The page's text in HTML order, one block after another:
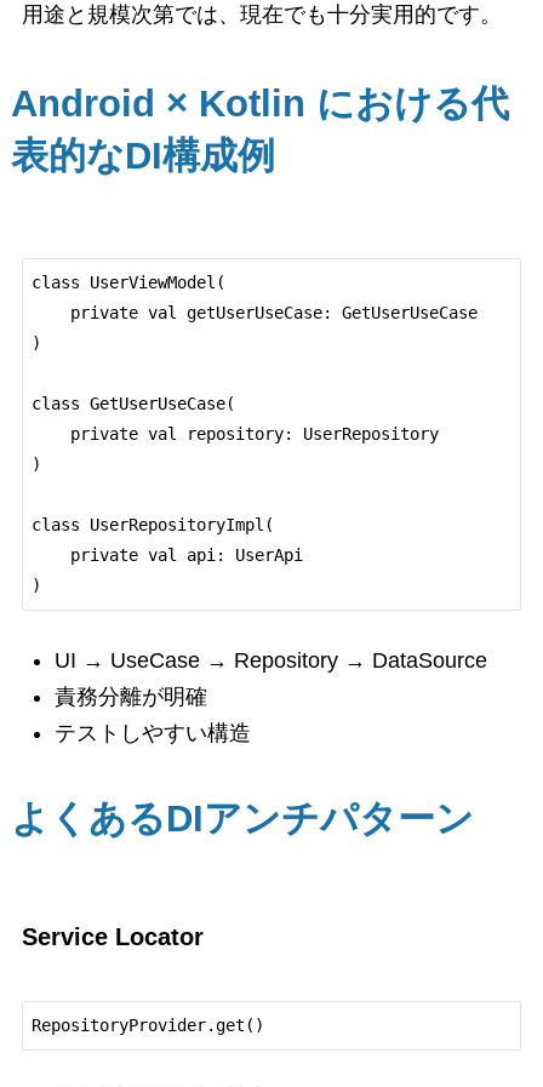
用途と規模次第では、現在でも十分実用的です。
Android × Kotlin における代
表的なDI構成例
class UserViewModel(
)
class GetUserUseCase(
)
class UserRepositoryImpl(
UI → UseCase → Repository → DataSource
責務分離が明確
テストしやすい構造
よくあるDIアンチパターン
Service Locator